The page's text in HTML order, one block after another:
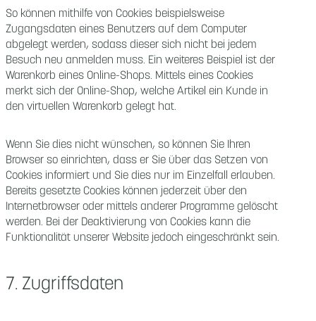
So können mithilfe von Cookies beispielsweise
Zugangsdaten eines Benutzers auf dem Computer
abgelegt werden, sodass dieser sich nicht bei jedem
Besuch neu anmelden muss. Ein weiteres Beispiel ist der
Warenkorb eines Online-Shops. Mittels eines Cookies
merkt sich der Online-Shop, welche Artikel ein Kunde in
den virtuellen Warenkorb gelegt hat.
Wenn Sie dies nicht wünschen, so können Sie Ihren
Browser so einrichten, dass er Sie über das Setzen von
Cookies informiert und Sie dies nur im Einzelfall erlauben.
Bereits gesetzte Cookies können jederzeit über den
Internetbrowser oder mittels anderer Programme gelöscht
werden. Bei der Deaktivierung von Cookies kann die
Funktionalität unserer Website jedoch eingeschränkt sein.
7. Zugriffsdaten